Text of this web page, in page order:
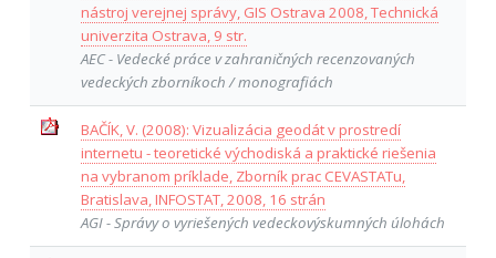
nástroj verejnej správy, GIS Ostrava 2008, Technická
univerzita Ostrava, 9 str.
AEC - Vedecké práce v zahraničných recenzovaných
vedeckých zborníkoch / monografiách
BAČÍK, V. (2008): Vizualizácia geodát v prostredí
internetu - teoretické východiská a praktické riešenia
na vybranom príklade, Zborník prac CEVASTATu,
Bratislava, INFOSTAT, 2008, 16 strán
AGI - Správy o vyriešených vedeckovýskumných úlohách